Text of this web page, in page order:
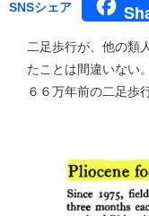
SNSシェア
二足歩行が、他の類
たことは間違いない
６６万年前の二足歩